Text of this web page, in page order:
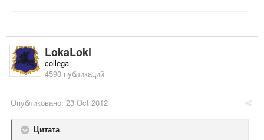
LokaLoki
collega
4590 публикаций
Опубликовано: 23 Oct 2012
Цитата